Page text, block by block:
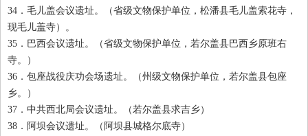
34 ．毛儿盖会议遗址。（省级文物保护单位，松潘县毛儿盖索花寺，
现毛儿盖寺）。
35 ．巴西会议遗址。（省级文物保护单位，若尔盖县巴西乡原班右
寺。）
36 ．包座战役庆功会场遗址。（州级文物保护单位，若尔盖县包座
乡。）
37 ．中共西北局会议遗址。（若尔盖县求吉乡）
38 ．阿坝会议遗址。（阿坝县城格尔底寺）